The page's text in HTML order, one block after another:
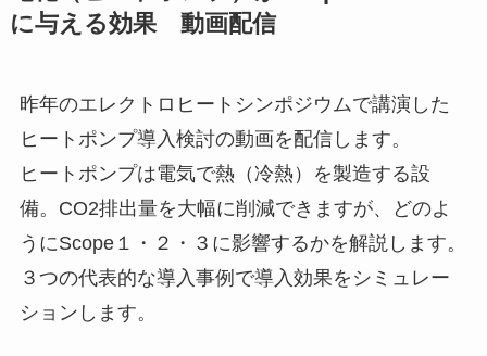
に与える効果 動画配信
昨年のエレクトロヒートシンポジウムで講演した
ヒートポンプ導入検討の動画を配信します。
ヒートポンプは電気で熱（冷熱）を製造する設
備。CO2排出量を大幅に削減できますが、どのよ
うにScope１・２・３に影響するかを解説します。
３つの代表的な導入事例で導入効果をシミュレー
ションします。